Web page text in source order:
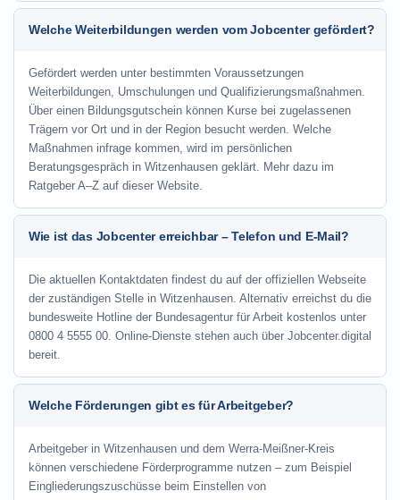
Welche Weiterbildungen werden vom Jobcenter gefördert?
Gefördert werden unter bestimmten Voraussetzungen
Weiterbildungen, Umschulungen und Qualifizierungsmaßnahmen.
Über einen Bildungsgutschein können Kurse bei zugelassenen
Trägern vor Ort und in der Region besucht werden. Welche
Maßnahmen infrage kommen, wird im persönlichen
Beratungsgespräch in Witzenhausen geklärt. Mehr dazu im
Ratgeber A–Z auf dieser Website.
Wie ist das Jobcenter erreichbar – Telefon und E-Mail?
Die aktuellen Kontaktdaten findest du auf der offiziellen Webseite
der zuständigen Stelle in Witzenhausen. Alternativ erreichst du die
bundesweite Hotline der Bundesagentur für Arbeit kostenlos unter
0800 4 5555 00. Online-Dienste stehen auch über Jobcenter.digital
bereit.
Welche Förderungen gibt es für Arbeitgeber?
Arbeitgeber in Witzenhausen und dem Werra-Meißner-Kreis
können verschiedene Förderprogramme nutzen – zum Beispiel
Eingliederungszuschüsse beim Einstellen von